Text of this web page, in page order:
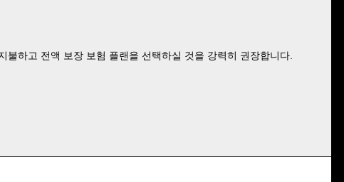
불하고 전액 보장 보험 플랜을 선택하실 것을 강력히 권장합니다.